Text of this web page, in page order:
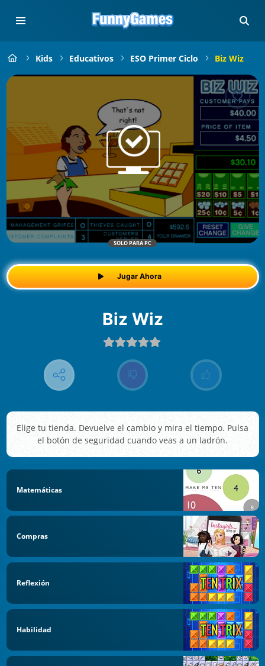
Kids Educativos ESO Primer Ciclo Biz Wiz
SOLO PARA PC
Jugar Ahora
Biz Wiz
Elige tu tienda. Devuelve el cambio y mira el tiempo. Pulsa
el botón de seguridad cuando veas a un ladrón.
Matemáticas
Compras
Reflexión
Habilidad